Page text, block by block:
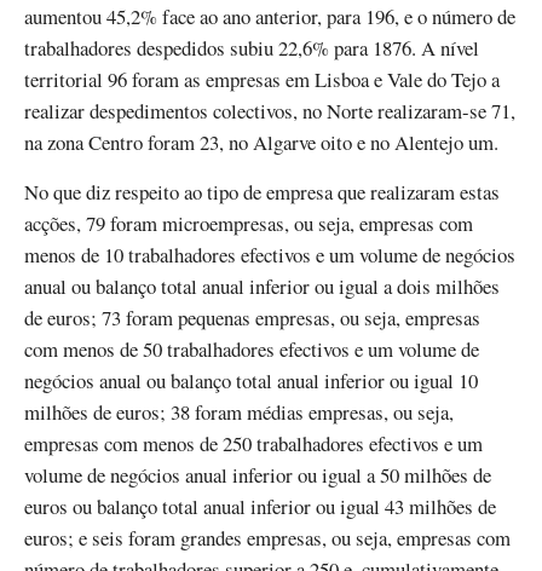
aumentou 45,2% face ao ano anterior, para 196, e o número de
trabalhadores despedidos subiu 22,6% para 1876. A nível
territorial 96 foram as empresas em Lisboa e Vale do Tejo a
realizar despedimentos colectivos, no Norte realizaram-se 71,
na zona Centro foram 23, no Algarve oito e no Alentejo um.
No que diz respeito ao tipo de empresa que realizaram estas
acções, 79 foram microempresas, ou seja, empresas com
menos de 10 trabalhadores efectivos e um volume de negócios
anual ou balanço total anual inferior ou igual a dois milhões
de euros; 73 foram pequenas empresas, ou seja, empresas
com menos de 50 trabalhadores efectivos e um volume de
negócios anual ou balanço total anual inferior ou igual 10
milhões de euros; 38 foram médias empresas, ou seja,
empresas com menos de 250 trabalhadores efectivos e um
volume de negócios anual inferior ou igual a 50 milhões de
euros ou balanço total anual inferior ou igual 43 milhões de
euros; e seis foram grandes empresas, ou seja, empresas com